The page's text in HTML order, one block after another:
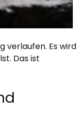
verlaufen. Es wird
Das ist